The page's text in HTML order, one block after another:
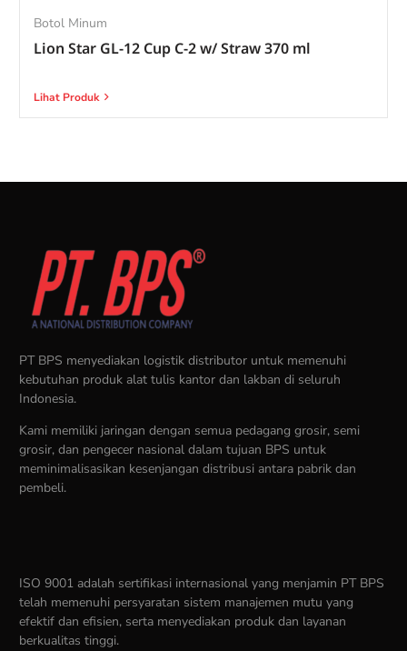
Botol Minum
Lion Star GL-12 Cup C-2 w/ Straw 370 ml
Lihat Produk
PT BPS menyediakan logistik distributor untuk memenuhi
kebutuhan produk alat tulis kantor dan lakban di seluruh
Indonesia.
Kami memiliki jaringan dengan semua pedagang grosir, semi
grosir, dan pengecer nasional dalam tujuan BPS untuk
meminimalisasikan kesenjangan distribusi antara pabrik dan
pembeli.
ISO 9001 adalah sertifikasi internasional yang menjamin PT BPS
telah memenuhi persyaratan sistem manajemen mutu yang
efektif dan efisien, serta menyediakan produk dan layanan
berkualitas tinggi.